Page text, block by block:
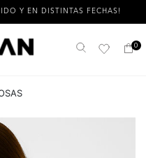
EN DISTINTAS FECHAS!
Buscar 0